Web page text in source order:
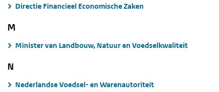
Directie Financieel Economische Zaken
M
Minister van Landbouw, Natuur en Voedselkwaliteit
N
Nederlandse Voedsel- en Warenautoriteit